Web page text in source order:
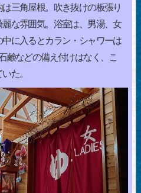
三角屋根。吹き抜けの板張り
な雰囲気。浴室は、男湯、女
に入るとカラン・シャワーは
鹸などの備え付けはなく、こ
た。